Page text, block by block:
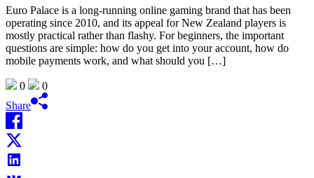
Euro Palace is a long-running online gaming brand that has been
operating since 2010, and its appeal for New Zealand players is
mostly practical rather than flashy. For beginners, the important
questions are simple: how do you get into your account, how do
mobile payments work, and what should you […]
0
0
Share